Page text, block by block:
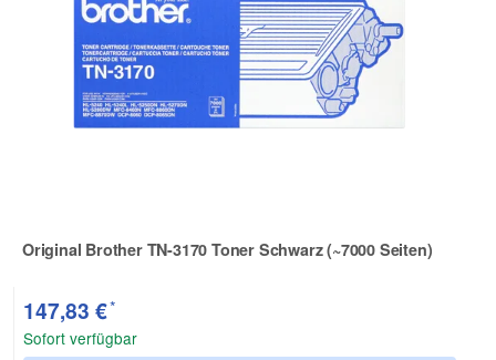
Original Brother TN-3170 Toner Schwarz (~7000 Seiten)
Zur Artikelbewertung
147,83 €*
Sofort verfügbar